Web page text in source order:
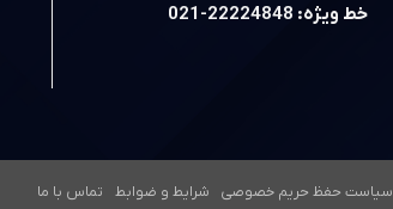
خط ویژه: 22224848-021
سیاست حفظ حریم خصوصی شرایط و ضوابط تماس با ما